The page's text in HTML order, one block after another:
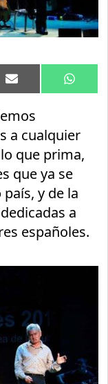
Compartir
en
Email
en
a cualquier
que prima,
que ya se
y de la
a
españoles.